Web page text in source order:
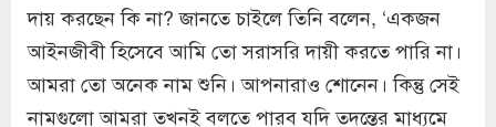
দায় করছেন কি না? জানতে চাইলে তিনি বলেন, ‘একজন
আইনজীবী হিসেবে আমি তো সরাসরি দায়ী করতে পারি না।
আমরা তো অনেক নাম শুনি। আপনারাও শোনেন। কিন্তু সেই
নামগুলো আমরা তখনই বলতে পারব যদি তদন্তের মাধ্যমে